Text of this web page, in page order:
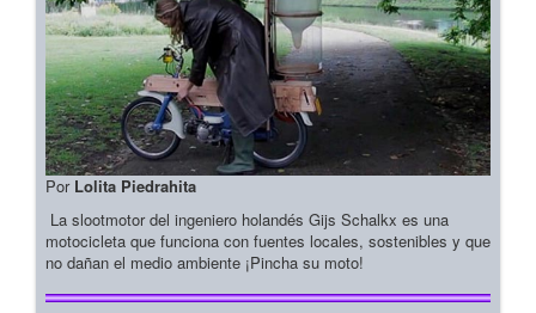
Por Lolita Piedrahita
La slootmotor del ingeniero holandés Gijs Schalkx es una
motocicleta que funciona con fuentes locales, sostenibles y que
no dañan el medio ambiente ¡Pincha su moto!